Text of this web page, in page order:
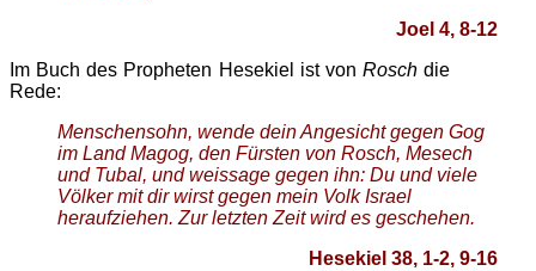
Joel 4, 8-12
Im Buch des Propheten Hesekiel ist von Roschdie
Rede:
Menschensohn, wende dein Angesicht gegen Gog
im Land Magog, den Fürsten von Rosch, Mesech
und Tubal, und weissage gegen ihn: Du und viele
Völker mit dir wirst gegen mein Volk Israel
heraufziehen. Zur letzten Zeit wird es geschehen.
Hesekiel 38, 1-2, 9-16